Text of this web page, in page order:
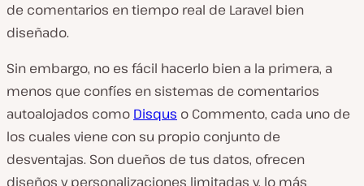
de comentarios en tiempo real de Laravel bien
diseñado.
Sin embargo, no es fácil hacerlo bien a la primera, a
menos que confíes en sistemas de comentarios
autoalojados como Disqus o Commento, cada uno de
los cuales viene con su propio conjunto de
desventajas. Son dueños de tus datos, ofrecen
diseños y personalizaciones limitadas y, lo más